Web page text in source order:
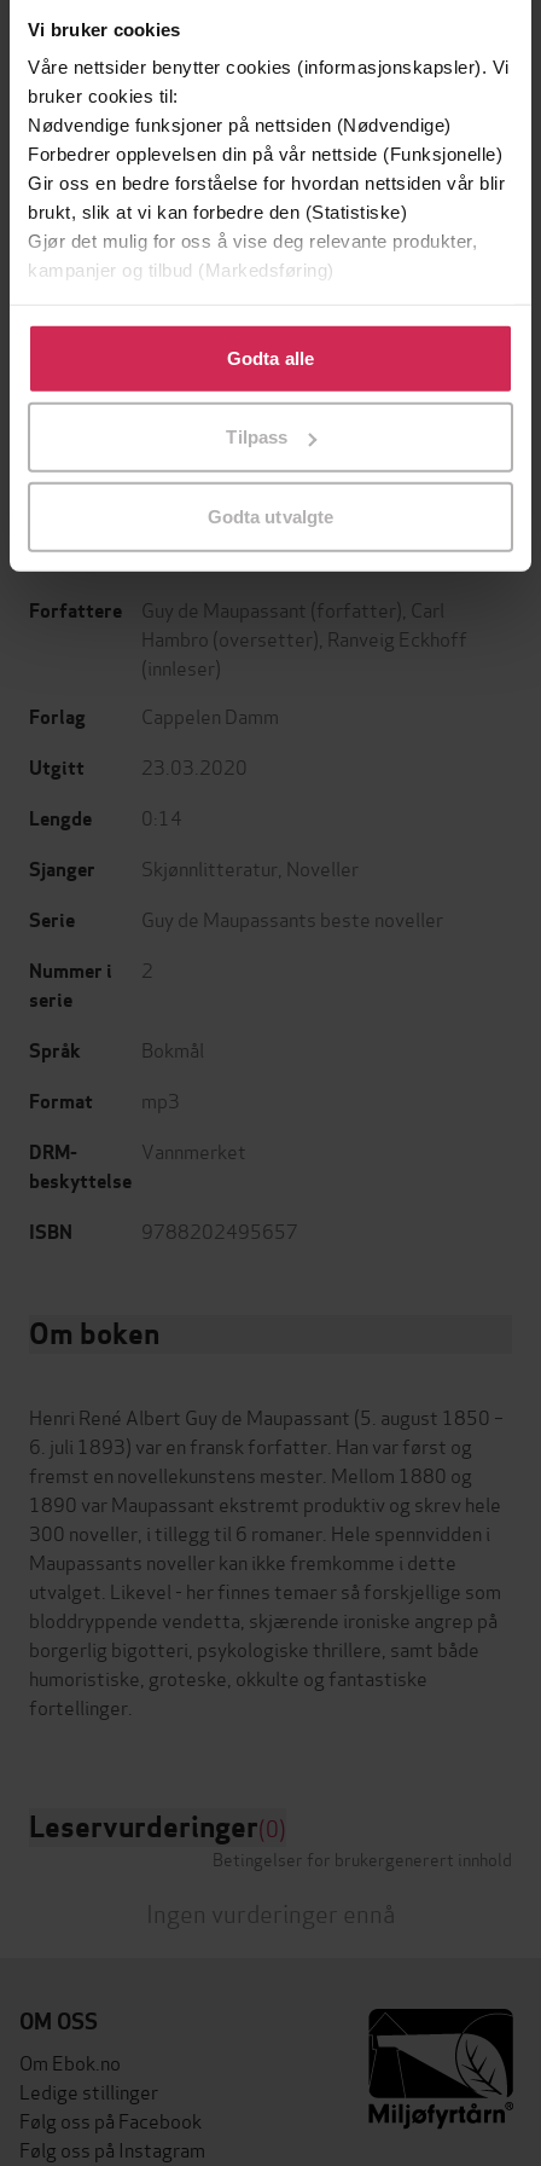
Vi bruker cookies
Våre nettsider benytter cookies (informasjonskapsler). Vi
bruker cookies til:
Nødvendige funksjoner på nettsiden (Nødvendige)
Forbedrer opplevelsen din på vår nettside (Funksjonelle)
Gir oss en bedre forståelse for hvordan nettsiden vår blir
brukt, slik at vi kan forbedre den (Statistiske)
Gjør det mulig for oss å vise deg relevante produkter,
kampanjer og tilbud (Markedsføring)
Klikk på «Godta alle» for å gi oss ditt samtykke til å
bruke cookies for alle disse formålene. Du kan også
tilpasse ditt samtykke til spesifikke formål ved å klikke
Godta alle
Tilpass
Godta utvalgte
Premium
199,-
EBOK
349,-
EBOK
Forfattere Guy de Maupassant (forfatter), Carl
Hambro (oversetter), Ranveig Eckhoff
(innleser)
Forlag Cappelen Damm
Utgitt 23.03.2020
Lengde 0:14
Sjanger Skjønnlitteratur Noveller
Serie Guy de Maupassants beste noveller
Nummer i
serie
2
Språk Bokmål
Format mp3
DRM-
beskyttelse
Vannmerket
ISBN 9788202495657
Om boken
Henri René Albert Guy de Maupassant (5. august 1850 –
6. juli 1893) var en fransk forfatter. Han var først og
fremst en novellekunstens mester. Mellom 1880 og
1890 var Maupassant ekstremt produktiv og skrev hele
300 noveller, i tillegg til 6 romaner. Hele spennvidden i
Maupassants noveller kan ikke fremkomme i dette
utvalget. Likevel - her finnes temaer så forskjellige som
bloddryppende vendetta, skjærende ironiske angrep på
borgerlig bigotteri, psykologiske thrillere, samt både
humoristiske, groteske, okkulte og fantastiske
fortellinger.
Leservurderinger(0)
Betingelser for brukergenerert innhold
Ingen vurderinger ennå
OM OSS
Om Ebok.no
Ledige stillinger
Følg oss på Facebook
Følg oss på Instagram